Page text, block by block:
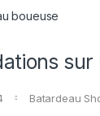
sur
Batardeau